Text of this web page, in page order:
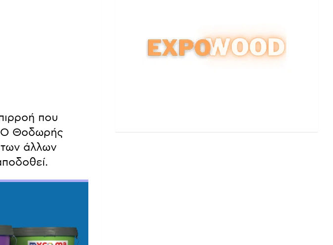
που
Ο Θοδωρής
των άλλων